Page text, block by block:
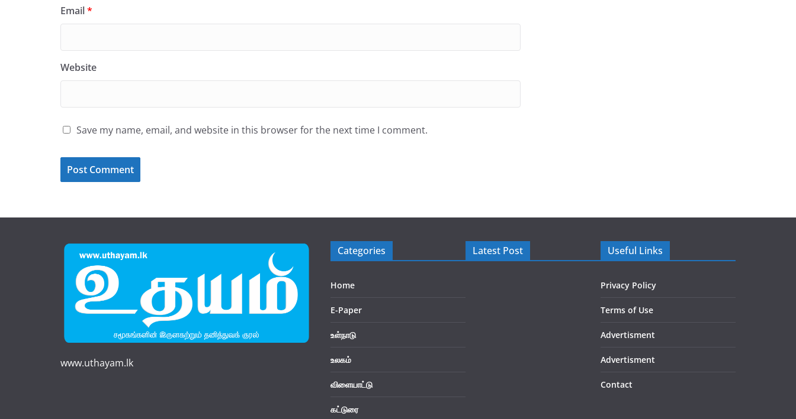
Email*
Website
Save my name, email, and website in this browser for the next time I comment.
www.uthayam.lk
Categories
Home
E-Paper
உள்நாடு
உலகம்
விளையாட்டு
கட்டுரை
Latest Post Useful Links
Privacy Policy
Terms of Use
Advertisment
Advertisment
Contact